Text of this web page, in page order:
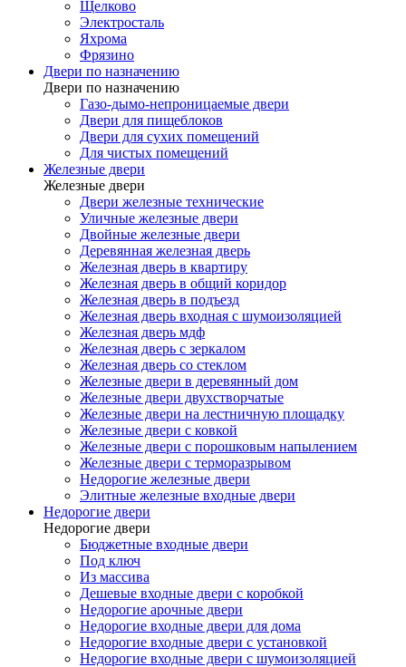
Щелково
Электросталь
Яхрома
Фрязино
Двери по назначению
Двери по назначению
Газо-дымо-непроницаемые двери
Двери для пищеблоков
Двери для сухих помещений
Для чистых помещений
Железные двери
Железные двери
Двери железные технические
Уличные железные двери
Двойные железные двери
Деревянная железная дверь
Железная дверь в квартиру
Железная дверь в общий коридор
Железная дверь в подъезд
Железная дверь входная с шумоизоляцией
Железная дверь мдф
Железная дверь с зеркалом
Железная дверь со стеклом
Железные двери в деревянный дом
Железные двери двухстворчатые
Железные двери на лестничную площадку
Железные двери с ковкой
Железные двери с порошковым напылением
Железные двери с терморазрывом
Недорогие железные двери
Элитные железные входные двери
Недорогие двери
Недорогие двери
Бюджетные входные двери
Под ключ
Из массива
Дешевые входные двери с коробкой
Недорогие арочные двери
Недорогие входные двери для дома
Недорогие входные двери с установкой
Недорогие входные двери с шумоизоляцией